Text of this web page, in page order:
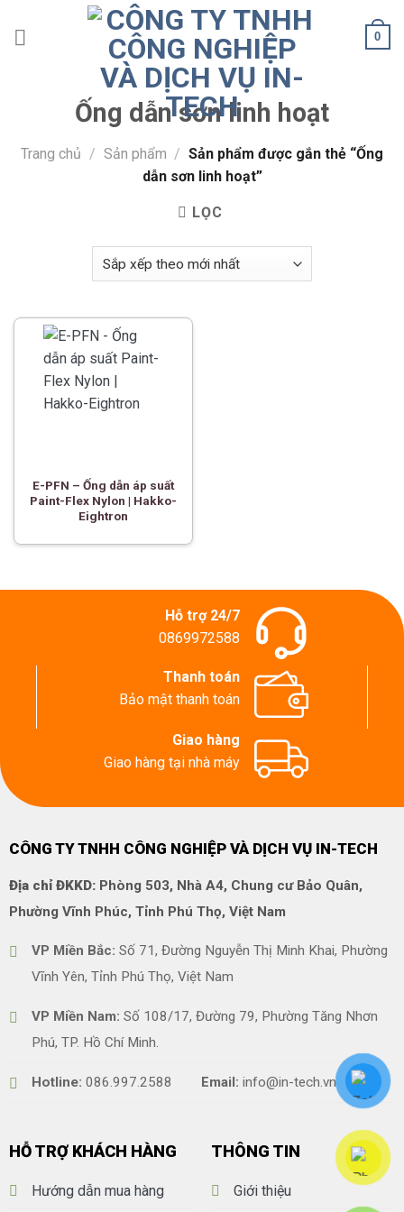
0
Ống dẫn sơn linh hoạt
Trang chủ / Sản phẩm / Sản phẩm được gắn thẻ “Ống
dẫn sơn linh hoạt”
LỌC
E-PFN – Ống dẫn áp suất
Paint-Flex Nylon | Hakko-
Eightron
Hỗ trợ 24/7
0869972588
Thanh toán
Bảo mật thanh toán
Giao hàng
Giao hàng tại nhà máy
CÔNG TY TNHH CÔNG NGHIỆP VÀ DỊCH VỤ IN-TECH
Địa chỉ ĐKKD:Phòng 503, Nhà A4, Chung cư Bảo Quân,
Phường Vĩnh Phúc, Tỉnh Phú Thọ, Việt Nam
VP Miền Bắc: Số 71, Đường Nguyễn Thị Minh Khai, Phường
Vĩnh Yên, Tỉnh Phú Thọ, Việt Nam
VP Miền Nam: Số 108/17, Đường 79, Phường Tăng Nhơn
Phú, TP. Hồ Chí Minh.
Hotline: 086.997.2588 Email: info@in-tech.vn
HỖ TRỢ KHÁCH HÀNG
Hướng dẫn mua hàng
THÔNG TIN
Giới thiệu